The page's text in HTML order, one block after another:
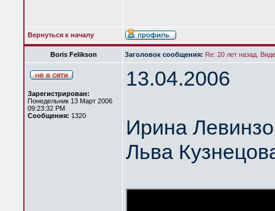
Вернуться к началу
Boris Felikson Заголовок сообщения: Re: 20 лет назад.
Зарегистрирован:
Понедельник 13 Март 2006
09:23:32 PM
Сообщения: 1320
13.04.2006
Ирина
Льва